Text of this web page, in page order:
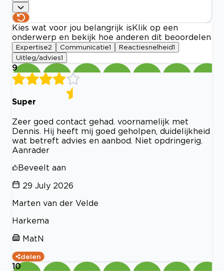
Kies wat voor jou belangrijk is Klik op een
onderwerp en bekijk hoe anderen dit beoordelen
Expertise2 Communicatie1 Reactiesnelheid1
Uitleg/advies1
9
Super
Zeer goed contact gehad. voornamelijk met
Dennis. Hij heeft mij goed geholpen, duidelijkheid
wat betreft advies en aanbod. Niet opdringerig.
Aanrader
Beveelt aan
29 July 2026
Marten van der Velde
Harkema
MatN
delen
10